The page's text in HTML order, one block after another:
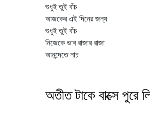
শুধুই তুই বাঁচ
আজকের এই দিনের জন্য
শুধুই তুই বাঁচ
নিজেকে ভাব রাজার রাজা
আনন্দেতে নাচ
অতীত টাকে বাক্সে পুরে